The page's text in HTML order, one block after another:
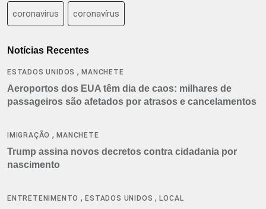
coronavirus coronavírus
Notícias Recentes
ESTADOS UNIDOS ,MANCHETE
Aeroportos dos EUA têm dia de caos: milhares de
passageiros são afetados por atrasos e cancelamentos
IMIGRAÇÃO ,MANCHETE
Trump assina novos decretos contra cidadania por
nascimento
ENTRETENIMENTO ,ESTADOS UNIDOS ,LOCAL